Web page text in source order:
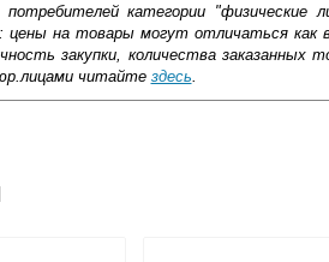
категории "физические
цены на товары могут отличаться
закупки, количества заказанных
читайте здесь
области